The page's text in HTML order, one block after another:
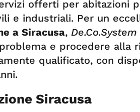
offerti per abitazioni
e industriali. Per un
a Siracusa, De.Co.System
e procedere alla
qualificato, con
Siracusa